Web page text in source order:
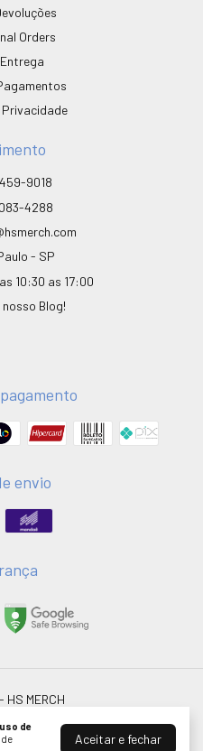
de
de
Aceitar e fechar
Orders
9018
4288
- SP
10:30 as 17:00
Blog!
envio
- HS MERCH